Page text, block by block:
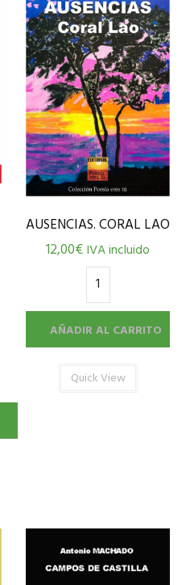
AUSENCIAS. CORAL LAO
12,00€IVA incluido
AÑADIR AL CARRITO
Quick View